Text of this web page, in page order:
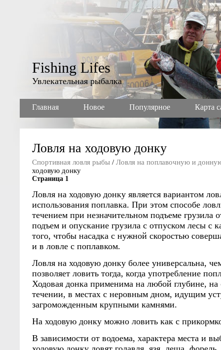
Fishing Lifes
Увлекательная рыбалка
Главная Новое Популярное Карта
Ловля на ходовую донку
Спортивная ловля рыбы / Ловля на поплавочную и
ходовую донку
Страница 1
Ловля на ходовую донку является вариантом
использования поплавка. При этом способе
течением при незначительном подъеме грузила
подъем и опускание грузила с отпуском лесы с
того, чтобы насадка с нужной скоростью
и в ловле с поплавком.
Ловля на ходовую донку более универсальна,
позволяет ловить тогда, когда употребление
Ходовая донка применима на любой глубине,
течении, в местах с неровным дном, идущим
загроможденным крупными камнями.
На ходовую донку можно ловить как с
В зависимости от водоема, характера места и